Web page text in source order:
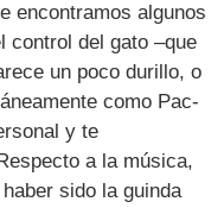
encontramos algunos
control del gato –que
un poco durillo, o
como Pac-
y te
a la música,
sido la guinda